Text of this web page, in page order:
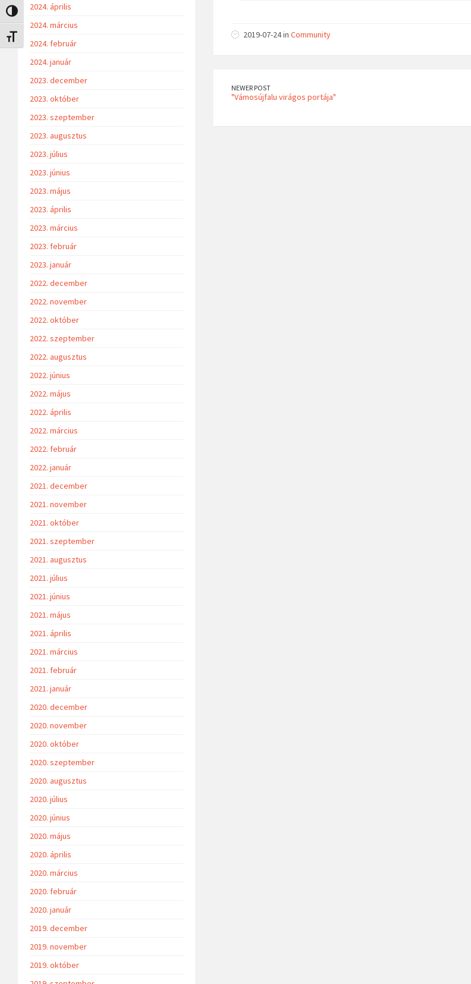
Nagy kontraszt váltása
Betűméret váltása 2019-07-24 in Community
NEWER POST
"Vámosújfalu virágos portája"
2024. április
2024. március
2024. február
2024. január
2023. december
2023. október
2023. szeptember
2023. augusztus
2023. július
2023. június
2023. május
2023. április
2023. március
2023. február
2023. január
2022. december
2022. november
2022. október
2022. szeptember
2022. augusztus
2022. június
2022. május
2022. április
2022. március
2022. február
2022. január
2021. december
2021. november
2021. október
2021. szeptember
2021. augusztus
2021. július
2021. június
2021. május
2021. április
2021. március
2021. február
2021. január
2020. december
2020. november
2020. október
2020. szeptember
2020. augusztus
2020. július
2020. június
2020. május
2020. április
2020. március
2020. február
2020. január
2019. december
2019. november
2019. október